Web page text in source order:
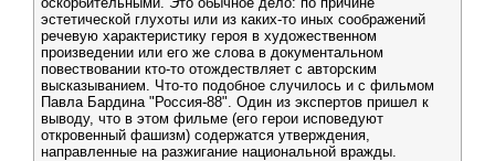
эстетической глухоты или из каких-то иных соображений
речевую характеристику героя в художественном
произведении или его же слова в документальном
повествовании кто-то отождествляет с авторским
высказыванием. Что-то подобное случилось и с фильмом
Павла Бардина "Россия-88". Один из экспертов пришел к
выводу, что в этом фильме (его герои исповедуют
откровенный фашизм) содержатся утверждения,
направленные на разжигание национальной вражды.